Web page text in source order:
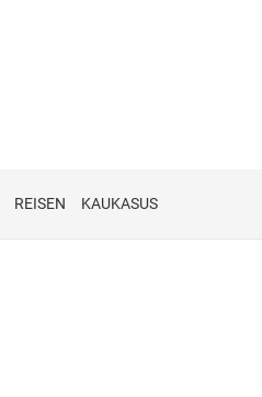
REISEN KAUKASUS